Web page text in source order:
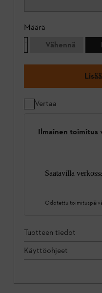
Määrä
Vähennä
Vertaa
Ilmainen toimitus
Saatavilla
Odotettu
Tuotteen tiedot
Käyttöohjeet